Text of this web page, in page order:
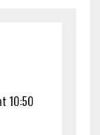
10:50